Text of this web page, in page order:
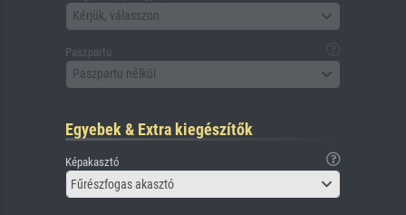
Kérjük, válasszon
Paszpartu
Paszpartu nélkül
Egyebek & Extra kiegészítők
Képakasztó
Fűrészfogas akasztó